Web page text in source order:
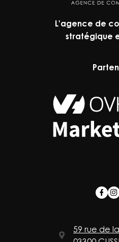
L'agence de
stratégique
59 rue de